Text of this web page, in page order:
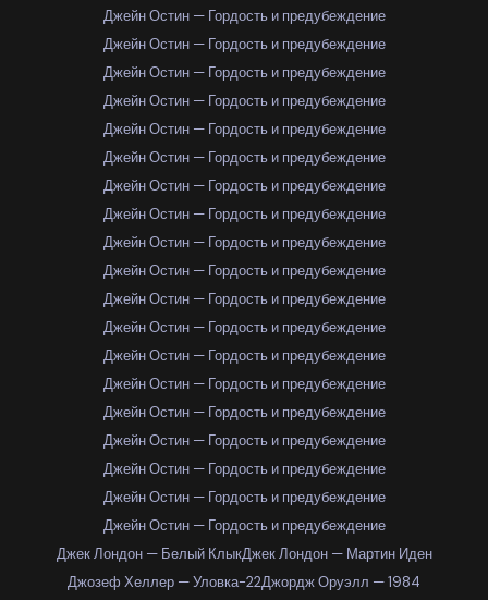
Джейн Остин — Гордость и предубеждение
Джейн Остин — Гордость и предубеждение
Джейн Остин — Гордость и предубеждение
Джейн Остин — Гордость и предубеждение
Джейн Остин — Гордость и предубеждение
Джейн Остин — Гордость и предубеждение
Джейн Остин — Гордость и предубеждение
Джейн Остин — Гордость и предубеждение
Джейн Остин — Гордость и предубеждение
Джейн Остин — Гордость и предубеждение
Джейн Остин — Гордость и предубеждение
Джейн Остин — Гордость и предубеждение
Джейн Остин — Гордость и предубеждение
Джейн Остин — Гордость и предубеждение
Джейн Остин — Гордость и предубеждение
Джейн Остин — Гордость и предубеждение
Джейн Остин — Гордость и предубеждение
Джейн Остин — Гордость и предубеждение
Джейн Остин — Гордость и предубеждение
Джек Лондон — Белый КлыкДжек Лондон — Мартин Иден
Джозеф Хеллер — Уловка-22Джордж Оруэлл — 1984